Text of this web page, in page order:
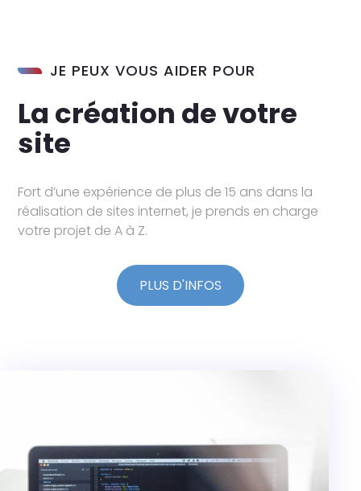
JE PEUX VOUS AIDER POUR
La création de votre
site
Fort d’une expérience de plus de 15 ans dans la
réalisation de sites internet, je prends en charge
votre projet de A à Z.
PLUS D'INFOS